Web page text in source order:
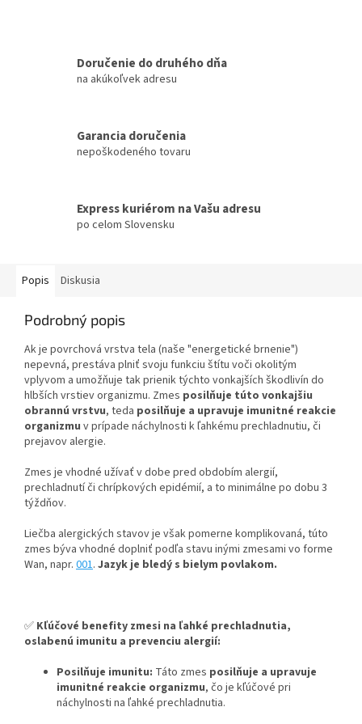
Doručenie do druhého dňa
na akúkoľvek adresu
Garancia doručenia
nepoškodeného tovaru
Express kuriérom na Vašu adresu
po celom Slovensku
Popis Diskusia
Podrobný popis
Ak je povrchová vrstva tela (naše "energetické brnenie")
nepevná, prestáva plniť svoju funkciu štítu voči okolitým
vplyvom a umožňuje tak prienik týchto vonkajších škodlivín do
hlbších vrstiev organizmu. Zmes posilňuje túto vonkajšiu
obrannú vrstvu, teda posilňuje a upravuje imunitné reakcie
organizmu v prípade náchylnosti k ľahkému prechladnutiu, či
prejavov alergie.
Zmes je vhodné užívať v dobe pred obdobím alergií,
prechladnutí či chrípkových epidémií, a to minimálne po dobu 3
týždňov.
Liečba alergických stavov je však pomerne komplikovaná, túto
zmes býva vhodné doplniť podľa stavu inými zmesami vo forme
Wan, napr. 001. Jazyk je bledý s bielym povlakom.
✅ Kľúčové benefity zmesi na ľahké prechladnutia,
oslabenú imunitu a prevenciu alergií:
Posilňuje imunitu: Táto zmes posilňuje a upravuje
imunitné reakcie organizmu, čo je kľúčové pri
náchylnosti na ľahké prechladnutia.